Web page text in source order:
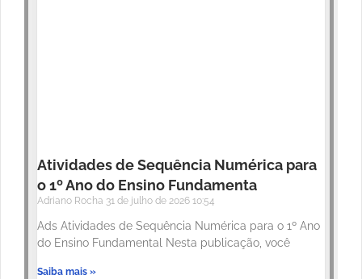
Atividades de Sequência Numérica para
o 1º Ano do Ensino Fundamenta
Adriano Rocha 31 de julho de 2026 10:54
Ads Atividades de Sequência Numérica para o 1º Ano
do Ensino Fundamental Nesta publicação, você
Saiba mais »